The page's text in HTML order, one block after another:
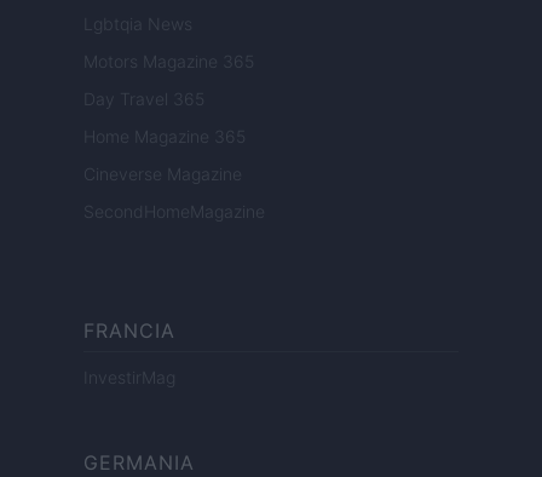
Lgbtqia News
Motors Magazine 365
Day Travel 365
Home Magazine 365
Cineverse Magazine
SecondHomeMagazine
FRANCIA
InvestirMag
GERMANIA